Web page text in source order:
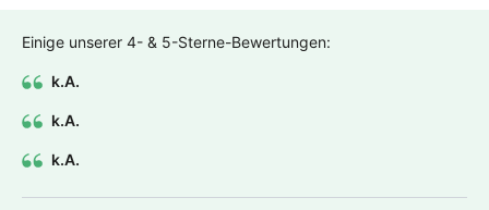
Einige unserer 4- & 5-Sterne-Bewertungen:
k.A.
k.A.
k.A.